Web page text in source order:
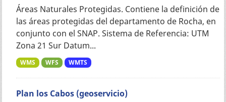
Áreas Naturales Protegidas. Contiene la definición de
las áreas protegidas del departamento de Rocha, en
conjunto con el SNAP. Sistema de Referencia: UTM
Zona 21 Sur Datum...
WMS WFS WMTS
Plan los Cabos (geoservicio)